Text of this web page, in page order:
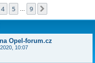
4 5 9
Opel-forum.cz
10:07